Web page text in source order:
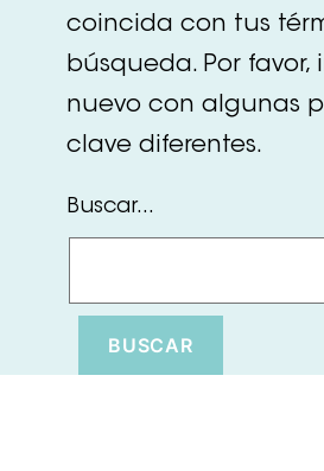
coincida con tus
búsqueda. Por favor,
nuevo con algunas
clave diferentes.
Buscar...